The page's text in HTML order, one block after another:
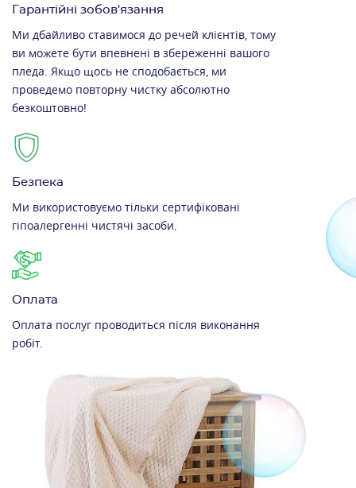
Гарантійні зобов'язання
Ми дбайливо ставимося до речей клієнтів, тому
ви можете бути впевнені в збереженні вашого
пледа. Якщо щось не сподобається, ми
проведемо повторну чистку абсолютно
безкоштовно!
Безпека
Ми використовуємо тільки сертифіковані
гіпоалергенні чистячі засоби.
Оплата
Оплата послуг проводиться після виконання
робіт.